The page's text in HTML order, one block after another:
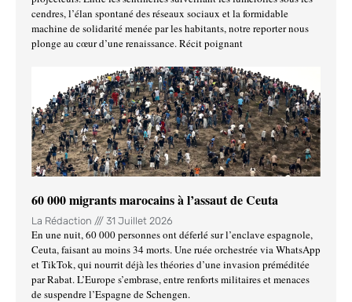
cendres, l’élan spontané des réseaux sociaux et la formidable
machine de solidarité menée par les habitants, notre reporter nous
plonge au cœur d’une renaissance. Récit poignant
60 000 migrants marocains à l’assaut de Ceuta
La Rédaction 31 Juillet 2026
En une nuit, 60 000 personnes ont déferlé sur l’enclave espagnole,
Ceuta, faisant au moins 34 morts. Une ruée orchestrée via WhatsApp
et TikTok, qui nourrit déjà les théories d’une invasion préméditée
par Rabat. L’Europe s’embrase, entre renforts militaires et menaces
de suspendre l’Espagne de Schengen.